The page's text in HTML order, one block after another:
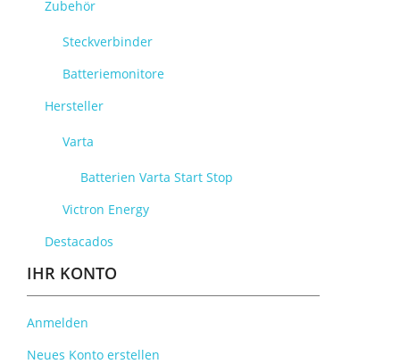
Zubehör
Steckverbinder
Batteriemonitore
Hersteller
Varta
Batterien Varta Start Stop
Victron Energy
Destacados
IHR KONTO
Anmelden
Neues Konto erstellen